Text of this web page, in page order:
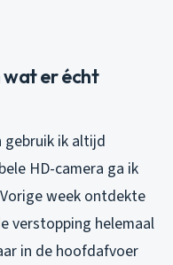
wat er écht
ik altijd
HD-camera ga ik
week ontdekte
verstopping helemaal
in de hoofdafvoer